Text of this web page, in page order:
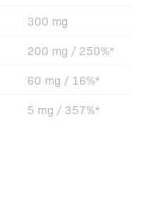
300 mg
200 mg / 250%*
60 mg / 16%*
5 mg / 357%*